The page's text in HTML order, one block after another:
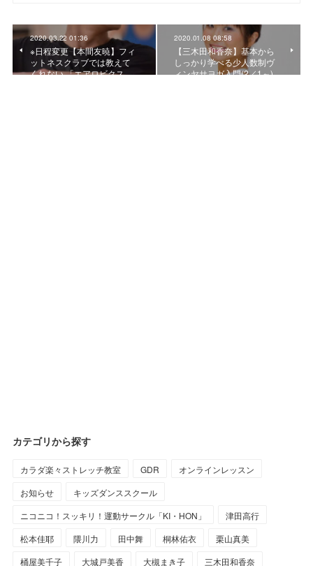
2020.03.22 01:36
※日程変更【本間友暁】フィ
ットネスクラブでは教えて
くれない 「エアロビクス…
2020.01.08 08:58
【三木田和香奈】基本から
しっかり学べる少人数制ヴ
ィンヤサヨガ入門(2／1～)
カテゴリから探す
カラダ楽々ストレッチ教室 GDR
オンラインレッスン
お知らせ
キッズダンススクール
ニコニコ！スッキリ！運動サークル「KI・HON」
津田高行
松本佳耶
隈川力 田中舞 桐林佑衣
栗山真美
桶屋美千子
大城戸美香 大槻まき子 三木田和香奈